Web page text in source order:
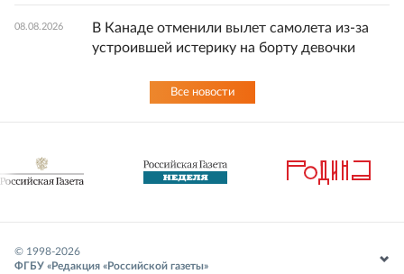
08.08.2026
В Канаде отменили вылет самолета из-за
устроившей истерику на борту девочки
Все новости
© 1998-2026
ФГБУ «Редакция «Российской газеты»